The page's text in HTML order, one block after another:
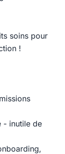
soins pour
!
- inutile de